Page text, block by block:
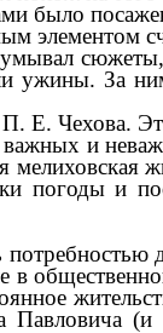
было
За
Е. Чехова.
и
погоды и
в